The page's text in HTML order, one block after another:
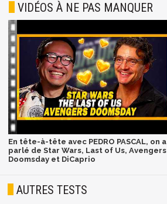
VIDÉOS À NE PAS MANQUER
En tête-à-tête avec PEDRO PASCAL, on a
parlé de Star Wars, Last of Us, Avengers
Doomsday et DiCaprio
AUTRES TESTS